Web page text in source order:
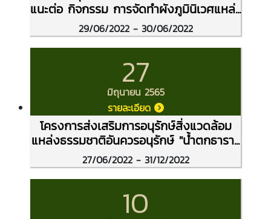
แนะต่อ กิจกรรม การจัดทำผังภูมินิเวศแหล่...
29/06/2022 - 30/06/2022
27
มิถุนายน 2565
รายละเอียด
โครงการส่งเสริมการอนุรักษ์สิ่งแวดล้อม
แหล่งธรรมชาติอันควรอนุรักษ์ "น้ำตกธารา...
27/06/2022 - 31/12/2022
10